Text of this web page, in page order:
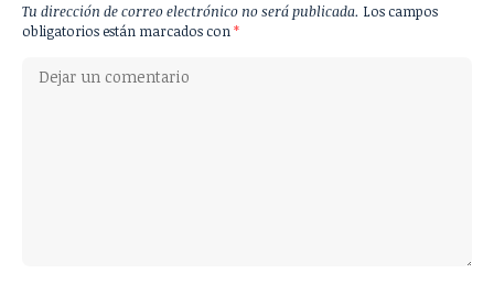
Tu dirección de correo electrónico no será publicada. Los campos
obligatorios están marcados con*